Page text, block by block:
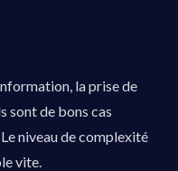
la prise de
sont de bons cas
niveau de complexité
vite.